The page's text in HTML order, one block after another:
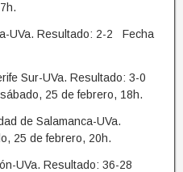
UVa. Resultado: 2-2 Fecha
Sur-UVa. Resultado: 3-0
25 de febrero, 18h.
de Salamanca-UVa.
25 de febrero, 20h.
UVa. Resultado: 36-28